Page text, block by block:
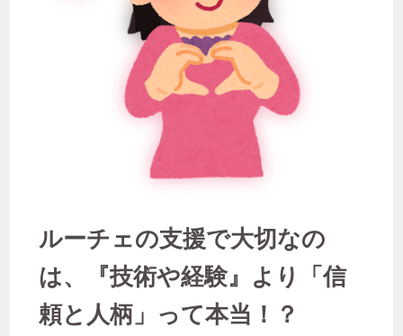
ルーチェの支援で大切なの
は、『技術や経験』より「信
頼と人柄」って本当！？